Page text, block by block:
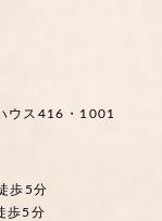
ウス416・1001
歩5分
歩5分